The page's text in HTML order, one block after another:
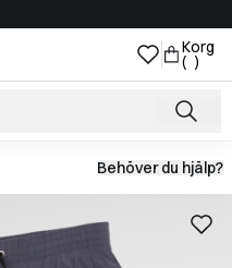
Korg
( )
Behöver du hjälp?